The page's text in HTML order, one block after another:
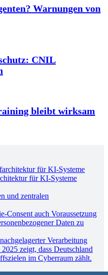
Warnungen von
CNIL
bleibt wirksam
für KI-Systeme
und zentralen
Verarbeitung